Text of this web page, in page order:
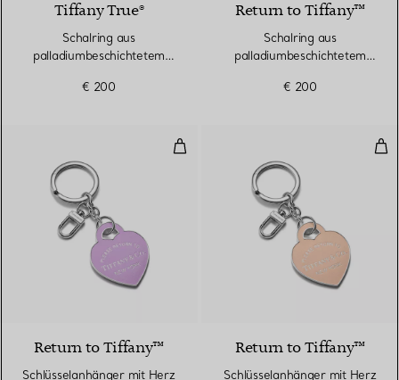
Tiffany True®
Schalring aus
palladiumbeschichtetem
€ 200
Return to Tiffany™
Schalring aus
palladiumbeschichtetem
€ 200
Schlüsselanhänger mit Herz
Return to Tiffany™
Schlüsselanhänger mit Herz
Return to Tiffany™
Schlüsselanhänger mit Herz